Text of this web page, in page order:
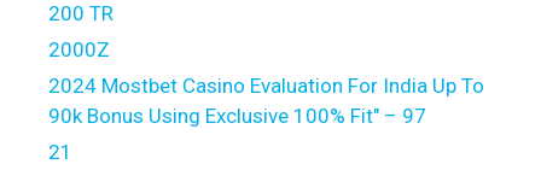
200 TR
2000Z
2024 Mostbet Casino Evaluation For India Up To
90k Bonus Using Exclusive 100% Fit" – 97
21